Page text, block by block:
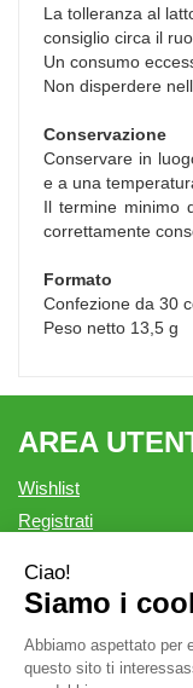
La tolleranza al
consiglio circa il
Un consumo
Non disperdere
Conservazione
Conservare in
e a una
Il termine minimo
correttamente
Formato
Confezione da 30
Peso netto 13,5 g
AREA
Wishlist
Registrati
Contatti